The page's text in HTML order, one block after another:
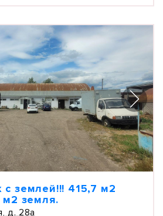
землей!!! 415,7 м2
м2 земля.
д. 28а